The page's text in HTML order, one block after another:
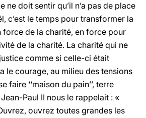
ne doit sentir qu’il n’a pas de place
c’est le temps pour transformer la
force de la charité, en force pour
de la charité. La charité qui ne
comme si celle-ci était
le courage, au milieu des tensions
faire ‘‘maison du pain’’, terre
Paul II nous le rappelait : «
ouvrez toutes grandes les